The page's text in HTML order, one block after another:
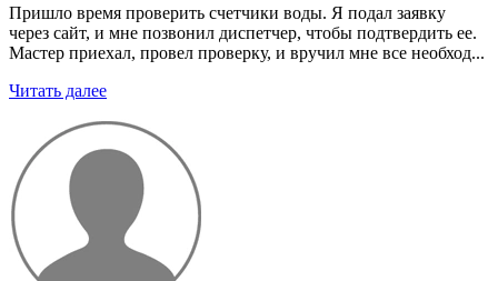
Пришло время проверить счетчики воды. Я подал заявку
через сайт, и мне позвонил диспетчер, чтобы подтвердить ее.
Мастер приехал, провел проверку, и вручил мне все необход...
Читать далее